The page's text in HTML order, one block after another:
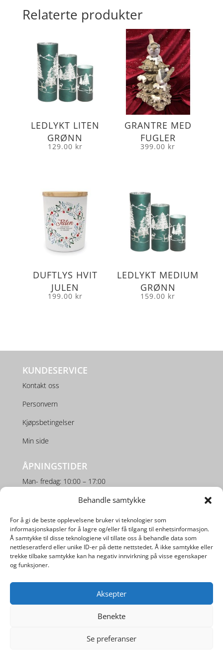
Behandle samtykke
For å gi de beste opplevelsene bruker vi teknologier som
informasjonskapsler for å lagre og/eller få tilgang til enhetsinformasjon.
Å samtykke til disse teknologiene vil tillate oss å behandle data som
nettleseratferd eller unike ID-er på dette nettstedet. Å ikke samtykke eller
trekke tilbake samtykke kan ha negativ innvirkning på visse egenskaper
og funksjoner.
Aksepter
Benekte
Se preferanser
Relaterte produkter
LEDLYKT LITEN
GRØNN
129.00 kr
GRANTRE MED
FUGLER
399.00 kr
DUFTLYS HVIT
JULEN
199.00 kr
LEDLYKT MEDIUM
GRØNN
159.00 kr
KUNDESERVICE
Kontakt oss
Personvern
Kjøpsbetingelser
Min side
ÅPNINGSTIDER
Man- fredag: 10:00 – 17:00
Lørdag: 10:00 – 16:00
SOSIALE MEDIER
Utviklet avDigipos AS